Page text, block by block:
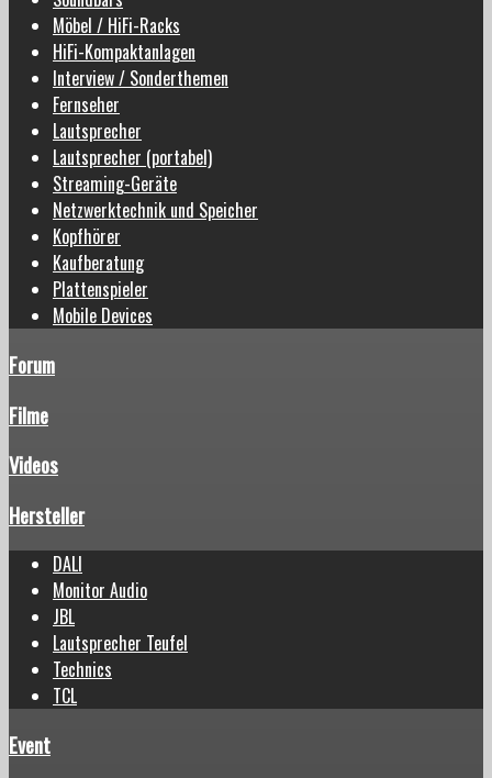
Möbel / HiFi-Racks
HiFi-Kompaktanlagen
Interview / Sonderthemen
Fernseher
Lautsprecher
Lautsprecher (portabel)
Streaming-Geräte
Netzwerktechnik und Speicher
Kopfhörer
Kaufberatung
Plattenspieler
Mobile Devices
Forum
Filme
Videos
Hersteller
DALI
Monitor Audio
JBL
Lautsprecher Teufel
Technics
TCL
Event